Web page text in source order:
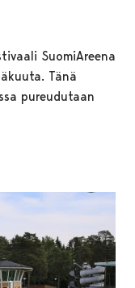
SuomiAreena
Tänä
pureudutaan